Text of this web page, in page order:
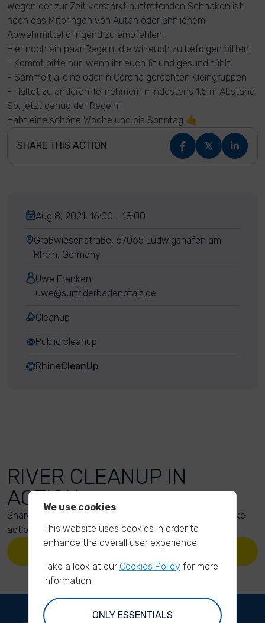
Wegen der zur Zeit verstärkt auftretenden Schnaken ist
noch das Mitbringen von Autan oder ähnlichem
Abwehrmittel dringend zu empfehlen.
Hier noch ein paar Regeln, die wir euch zu befolgen bitten:
- Kommt bitte nur, wenn ihr euch fit und gesund fühlt!
- Sammelt alleine oder in Corona gerechten Kleingruppen
- Haltet zu anderen Teilnehmern mindestens 1,5 m Abstand
So, jetzt genug der Regeln!
Habt eine schöne Woche und bis Sonntag 🤙
SHARE THIS ACTION
Aug 8, 2021, 16:00 - 18:00
Großwiesenstraße, 67065 Ludwigshafen am
Rhein, Germany
Uwe Franken
uwe@surfriderbadenpfalz.de
Cleanup
Public cleanup
RhineCleanUp
RIVER CLEANUP IN
ACTION
Share your action photos here and inspire others to take
action too!
UPLOAD YOUR PHOTOS
We use cookies
This website uses cookies in order to
enhance the overall user experience.
Take a look at our Cookies Policy for more
information.
ONLY ESSENTIALS